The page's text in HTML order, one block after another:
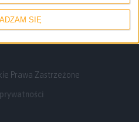
SIĘ
Prawa Zastrzeżone